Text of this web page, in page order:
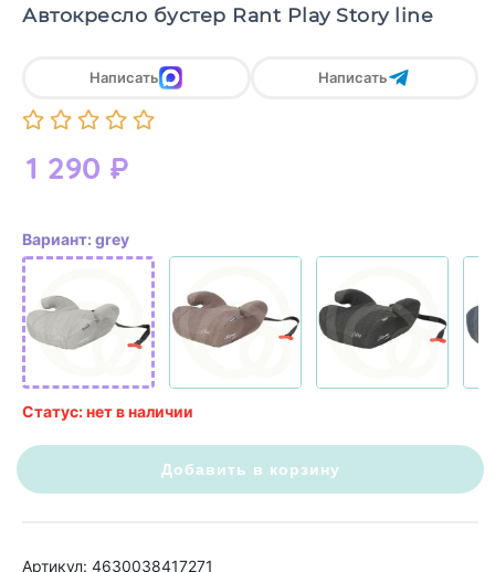
Автокресло бустер Rant Play Story line
1 290 ₽
Написать Написать
Вариант: grey
Статус: нет в наличии
Добавить в корзину
Артикул: 4630038417271